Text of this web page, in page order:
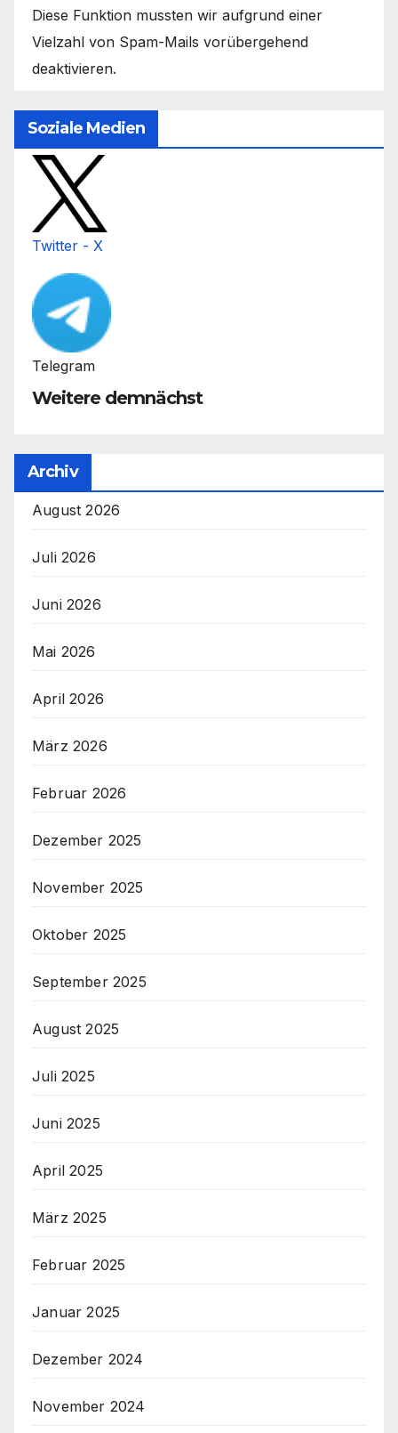
Diese Funktion mussten wir aufgrund einer
Vielzahl von Spam-Mails vorübergehend
deaktivieren.
Soziale Medien
Twitter - X
Telegram
Weitere demnächst
Archiv
August 2026
Juli 2026
Juni 2026
Mai 2026
April 2026
März 2026
Februar 2026
Dezember 2025
November 2025
Oktober 2025
September 2025
August 2025
Juli 2025
Juni 2025
April 2025
März 2025
Februar 2025
Januar 2025
Dezember 2024
November 2024